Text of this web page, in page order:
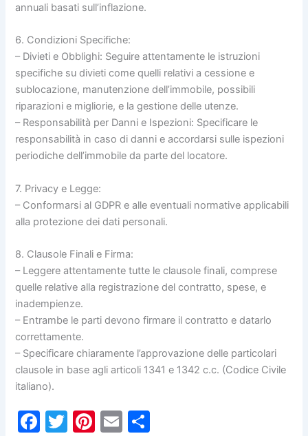
annuali basati sull’inflazione.
6. Condizioni Specifiche:
– Divieti e Obblighi: Seguire attentamente le istruzioni
specifiche su divieti come quelli relativi a cessione e
sublocazione, manutenzione dell’immobile, possibili
riparazioni e migliorie, e la gestione delle utenze.
– Responsabilità per Danni e Ispezioni: Specificare le
responsabilità in caso di danni e accordarsi sulle ispezioni
periodiche dell’immobile da parte del locatore.
7. Privacy e Legge:
– Conformarsi al GDPR e alle eventuali normative applicabili
alla protezione dei dati personali.
8. Clausole Finali e Firma:
– Leggere attentamente tutte le clausole finali, comprese
quelle relative alla registrazione del contratto, spese, e
inadempienze.
– Entrambe le parti devono firmare il contratto e datarlo
correttamente.
– Specificare chiaramente l’approvazione delle particolari
clausole in base agli articoli 1341 e 1342 c.c. (Codice Civile
italiano).
F
T
Pi E